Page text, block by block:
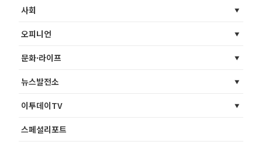
사회
오피니언
문화·라이프
뉴스발전소
이투데이TV
스페셜리포트